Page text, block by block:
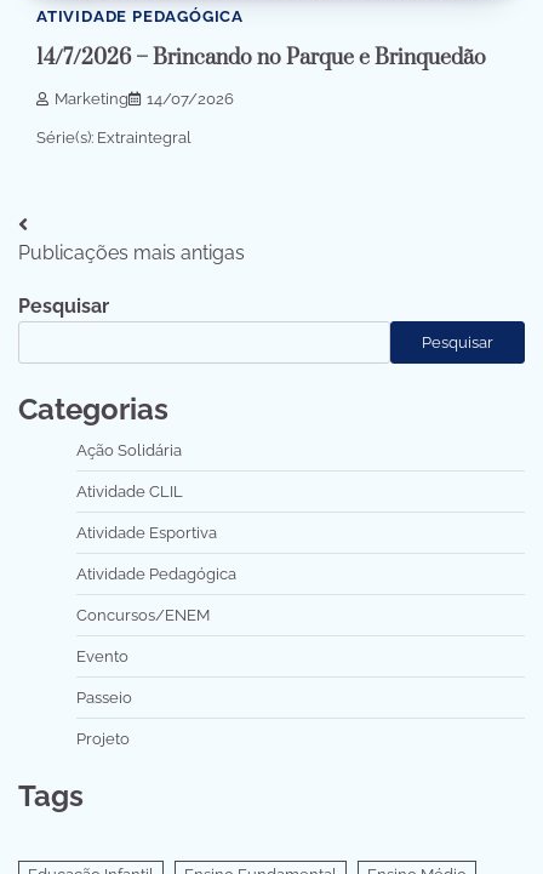
ATIVIDADE PEDAGÓGICA
14/7/2026 – Brincando no Parque e Brinquedão
Marketing 14/07/2026
Série(s): Extraintegral
Navegação
posts
Publicações mais antigas
Pesquisar
Pesquisar
Categorias
Ação Solidária
Atividade CLIL
Atividade Esportiva
Atividade Pedagógica
Concursos/ENEM
Evento
Passeio
Projeto
Tags